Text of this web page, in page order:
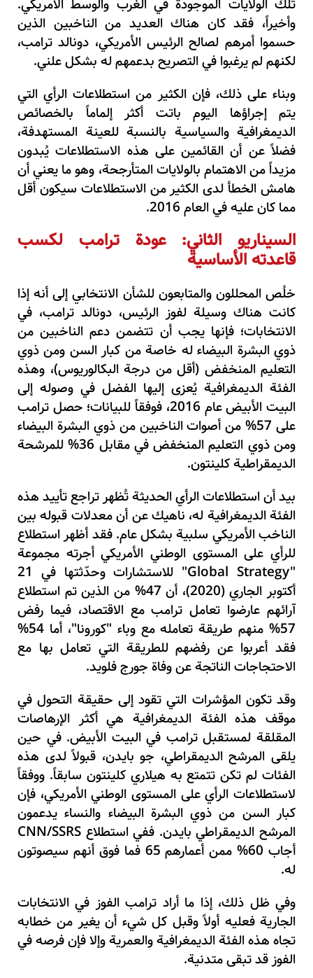
تلك الولايات الموجودة في الغرب والوسط الأمريكي.
وأخيراً، فقد كان هناك العديد من الناخبين الذين
حسموا أمرهم لصالح الرئيس الأمريكي، دونالد ترامب،
لكنهم لم يرغبوا في التصريح بدعمهم له بشكل علني.
وبناء على ذلك، فإن الكثير من استطلاعات الرأي التي
يتم إجراؤها اليوم باتت أكثر إلماماً بالخصائص
الديمغرافية والسياسية بالنسبة للعينة المستهدفة،
فضلاً عن أن القائمين على هذه الاستطلاعات يُبدون
مزيداً من الاهتمام بالولايات المتأرجحة، وهو ما يعني أن
هامش الخطأ لدى الكثير من الاستطلاعات سيكون أقل
مما كان عليه في العام 2016.
السيناريو الثاني: عودة ترامب لكسب
قاعدته الأساسية
خلُص المحللون والمتابعون للشأن الانتخابي إلى أنه إذا
كانت هناك وسيلة لفوز الرئيس، دونالد ترامب، في
الانتخابات؛ فإنها يجب أن تتضمن دعم الناخبين من
ذوي البشرة البيضاء له خاصة من كبار السن ومن ذوي
التعليم المنخفض (أقل من درجة البكالوريوس)، وهذه
الفئة الديمغرافية يُعزى إليها الفضل في وصوله إلى
البيت الأبيض عام 2016، فوفقاً للبيانات؛ حصل ترامب
على 57% من أصوات الناخبين من ذوي البشرة البيضاء
ومن ذوي التعليم المنخفض في مقابل 36% للمرشحة
الديمقراطية كلينتون.
بيد أن استطلاعات الرأي الحديثة تُظهر تراجع تأييد هذه
الفئة الديمغرافية له، ناهيك عن أن معدلات قبوله بين
الناخب الأمريكي سلبية بشكل عام. فقد أظهر استطلاع
للرأي على المستوى الوطني الأمريكي أجرته مجموعة
"Global Strategy" للاستشارات
وحدّثتها في 21
أكتوبر الجاري (2020)، أن 47% من الذين تم استطلاع
آرائهم عارضوا تعامل ترامب مع الاقتصاد، فيما رفض
57% منهم طريقة تعامله مع وباء "كورونا"، أما 54%
فقد أعربوا عن رفضهم للطريقة التي تعامل بها مع
الاحتجاجات الناتجة عن وفاة جورج فلويد.
وقد تكون المؤشرات التي تقود إلى حقيقة التحول في
موقف هذه الفئة الديمغرافية هي أكثر الإرهاصات
المقلقة لمستقبل ترامب في البيت الأبيض. في حين
يلقى المرشح الديمقراطي، جو بايدن، قبولاً لدى هذه
الفئات لم تكن تتمتع به هيلاري كلينتون سابقاً. ووفقاً
لاستطلاعات الرأي على المستوى الوطني الأمريكي، فإن
كبار السن من ذوي البشرة البيضاء والنساء يدعمون
المرشح الديمقراطي بايدن. ففي استطلاع CNN/SSRS
أجاب 60% ممن أعمارهم 65 فما فوق أنهم سيصوتون
له.
وفي ظل ذلك، إذا ما أراد ترامب الفوز في الانتخابات
الجارية فعليه أولاً وقبل كل شيء أن يغير من خطابه
تجاه هذه الفئة الديمغرافية والعمرية وإلا فإن فرصه في
الفوز قد تبقى متدنية.